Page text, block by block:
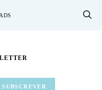
SUBSCREVER